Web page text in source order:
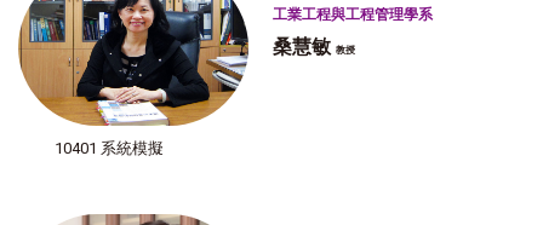
工業工程與工程管理學系
桑慧敏 教授
10401 系統模擬